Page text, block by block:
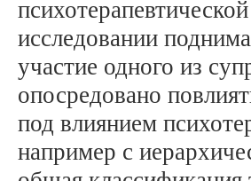
исследовании
участие одного из
опосредовано
под влиянием
например с